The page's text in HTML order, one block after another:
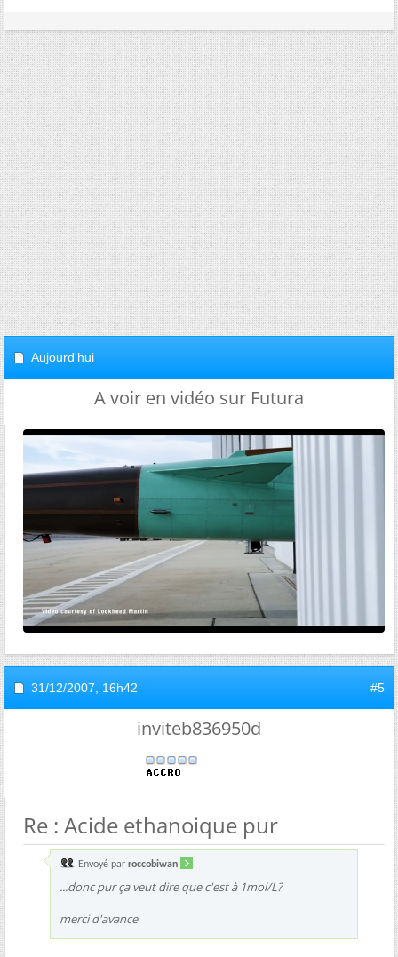
Aujourd'hui
A voir en vidéo sur Futura
31/12/2007, 16h42 #5
inviteb836950d
Re : Acide ethanoique pur
Envoyé par roccobiwan
...donc pur ça veut dire que c'est à 1mol/L?
merci d'avance